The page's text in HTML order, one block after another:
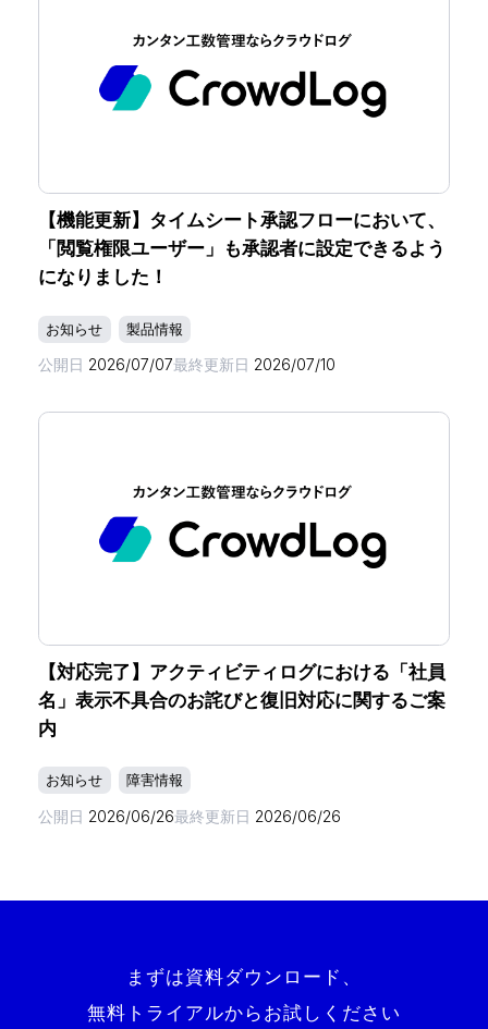
【機能更新】タイムシート承認フローにおいて、
「閲覧権限ユーザー」も承認者に設定できるよう
になりました！
お知らせ 製品情報
公開日 2026/07/07最終更新日 2026/07/10
【対応完了】アクティビティログにおける「社員
名」表示不具合のお詫びと復旧対応に関するご案
内
お知らせ 障害情報
公開日 2026/06/26最終更新日 2026/06/26
まずは資料ダウンロード、
無料トライアルからお試しください